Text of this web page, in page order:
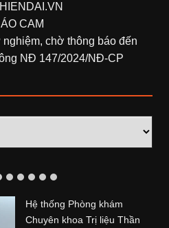
CAM
chờ thông báo đến
NĐ 147/2024/NĐ-CP
Hệ thống Phòng khám
Chuyên khoa Trị liệu Thần